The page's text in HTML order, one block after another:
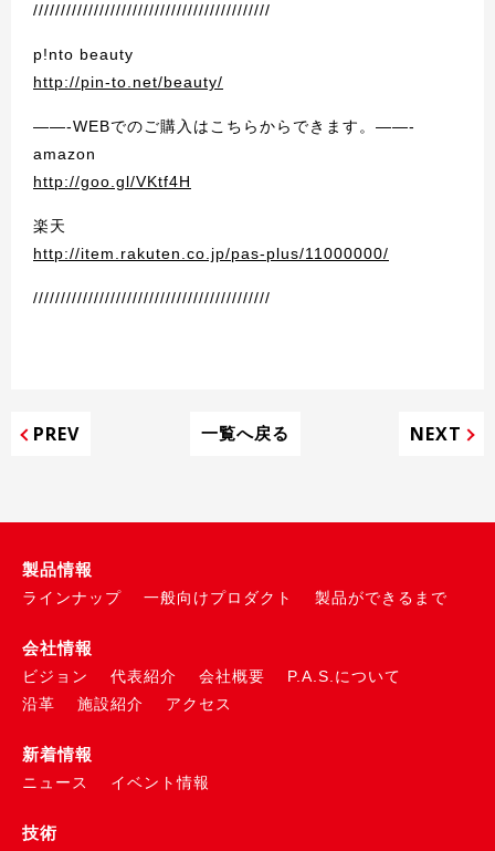
///////////////////////////////////////////
p!nto beauty
http://pin-to.net/beauty/
——-WEBでのご購入はこちらからできます。——-
amazon
http://goo.gl/VKtf4H
楽天
http://item.rakuten.co.jp/pas-plus/11000000/
///////////////////////////////////////////
PREV 一覧へ戻る NEXT
製品情報
ラインナップ 一般向けプロダクト 製品ができるまで
会社情報
ビジョン 代表紹介 会社概要
P.A.S.について
沿革
施設紹介 アクセス
新着情報
ニュース イベント情報
技術